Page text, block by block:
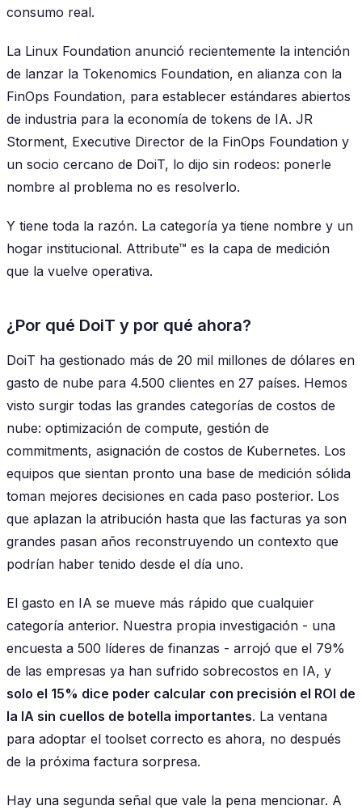
consumo real.
La Linux Foundation anunció recientemente la intención
de lanzar la Tokenomics Foundation, en alianza con la
FinOps Foundation, para establecer estándares abiertos
de industria para la economía de tokens de IA. JR
Storment, Executive Director de la FinOps Foundation y
un socio cercano de DoiT, lo dijo sin rodeos: ponerle
nombre al problema no es resolverlo.
Y tiene toda la razón. La categoría ya tiene nombre y un
hogar institucional. Attribute™ es la capa de medición
que la vuelve operativa.
¿Por qué DoiT y por qué ahora?
DoiT ha gestionado más de 20 mil millones de dólares en
gasto de nube para 4.500 clientes en 27 países. Hemos
visto surgir todas las grandes categorías de costos de
nube: optimización de compute, gestión de
commitments, asignación de costos de Kubernetes. Los
equipos que sientan pronto una base de medición sólida
toman mejores decisiones en cada paso posterior. Los
que aplazan la atribución hasta que las facturas ya son
grandes pasan años reconstruyendo un contexto que
podrían haber tenido desde el día uno.
El gasto en IA se mueve más rápido que cualquier
categoría anterior. Nuestra propia investigación - una
encuesta a 500 líderes de finanzas - arrojó que el 79%
de las empresas ya han sufrido sobrecostos en IA, y
solo el 15% dice poder calcular con precisión el ROI de
la IA sin cuellos de botella importantes. La ventana
para adoptar el toolset correcto es ahora, no después
de la próxima factura sorpresa.
Hay una segunda señal que vale la pena mencionar. A